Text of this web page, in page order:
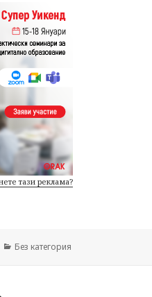
тази реклама?
Категории
Без категория